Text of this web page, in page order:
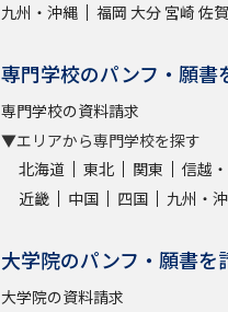
九州・沖縄
福岡 大分 宮崎 佐賀
専門学校のパンフ・願書
専門学校の資料請求
▼エリアから専門学校を探す
北海道
東北 関東 信越
近畿
中国 四国 九州・
大学院のパンフ・願書を
大学院の資料請求